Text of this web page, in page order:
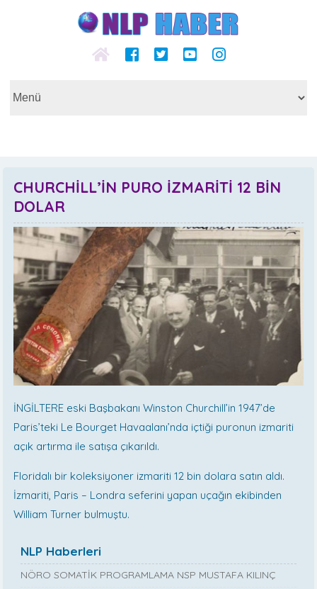
CHURCHİLL’İN PURO İZMARİTİ 12 BİN
DOLAR
İNGİLTERE eski Başbakanı Winston Churchill’in 1947’de
Paris’teki Le Bourget Havaalanı’nda içtiği puronun izmariti
açık artırma ile satışa çıkarıldı.
Floridalı bir koleksiyoner izmariti 12 bin dolara satın aldı.
İzmariti, Paris – Londra seferini yapan uçağın ekibinden
William Turner bulmuştu.
NLP Haberleri
NÖRO SOMATİK PROGRAMLAMA NSP MUSTAFA KILINÇ